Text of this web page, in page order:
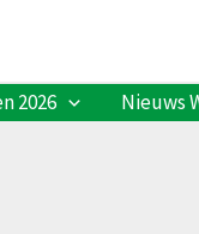
2026 Nieuws